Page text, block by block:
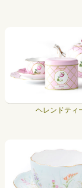
ヘレンドティ